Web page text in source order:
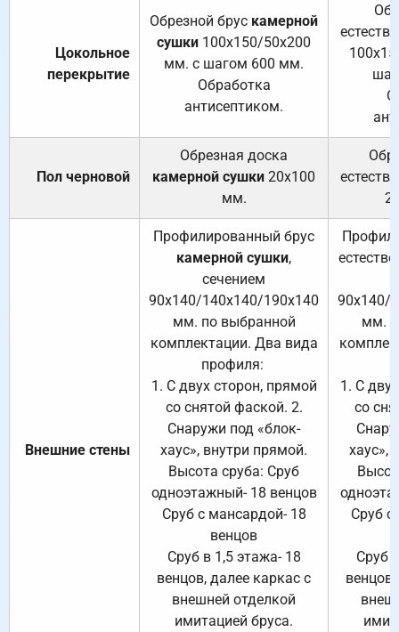
Цокольное
перекрытие
Обрезной брус камерной
сушки 100х150/50х200
мм. с шагом 600 мм.
Обработка
антисептиком.
Пол черновой
Обрезная доска
камерной сушки 20х100
мм.
Внешние стены
Профилированный брус
камерной сушки,
сечением
90х140/140х140/190х140
мм. по выбранной
комплектации. Два вида
профиля:
1. С двух сторон, прямой
со снятой фаской. 2.
Снаружи под «блок-
хаус», внутри прямой.
Высота сруба: Сруб
одноэтажный- 18 венцов
Сруб с мансардой- 18
венцов
Сруб в 1,5 этажа- 18
венцов, далее каркас с
внешней отделкой
имитацией бруса.
90х140/
мм.
1. С
со
хаус»,
Сруб с
Сруб